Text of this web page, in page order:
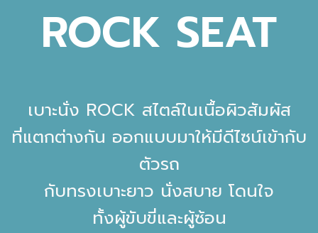
ROCK SEAT
เบาะนั่ง ROCK สไตล์ในเนื้อผิวสัมผัส
ที่แตกต่างกัน ออกแบบมาให้มีดีไซน์เข้ากับ
ตัวรถ
กับทรงเบาะยาว นั่งสบาย โดนใจ
ทั้งผู้ขับขี่และผู้ซ้อน